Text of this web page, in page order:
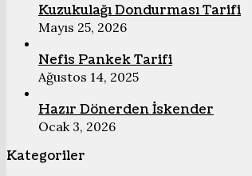
Kuzukulağı Dondurması Tarifi
Mayıs 25, 2026
Nefis Pankek Tarifi
Ağustos 14, 2025
Hazır Dönerden İskender
Ocak 3, 2026
Kategoriler